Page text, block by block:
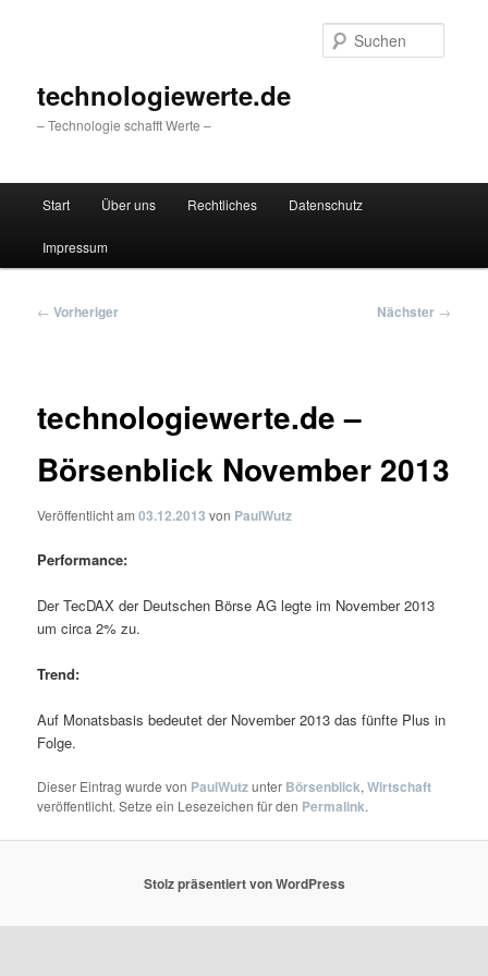
technologiewerte.de
– Technologie schafft Werte –
Start Über uns Rechtliches Datenschutz
Impressum
Beitragsnavigation
← Vorheriger Nächster →
technologiewerte.de –
Börsenblick November 2013
Veröffentlicht am03.12.2013 von PaulWutz
Performance:
Der TecDAX der Deutschen Börse AG legte im November 2013
um circa 2% zu.
Trend:
Auf Monatsbasis bedeutet der November 2013 das fünfte Plus in
Folge.
Dieser Eintrag wurde von PaulWutzunter Börsenblick,Wirtschaft
veröffentlicht. Setze ein Lesezeichen für den Permalink.
Stolz präsentiert von WordPress